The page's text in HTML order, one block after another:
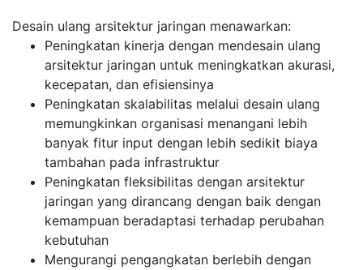
Desain ulang arsitektur jaringan menawarkan:
Peningkatan kinerja dengan mendesain ulang
arsitektur jaringan untuk meningkatkan akurasi,
kecepatan, dan efisiensinya
Peningkatan skalabilitas melalui desain ulang
memungkinkan organisasi menangani lebih
banyak fitur input dengan lebih sedikit biaya
tambahan pada infrastruktur
Peningkatan fleksibilitas dengan arsitektur
jaringan yang dirancang dengan baik dengan
kemampuan beradaptasi terhadap perubahan
kebutuhan
Mengurangi pengangkatan berlebih dengan